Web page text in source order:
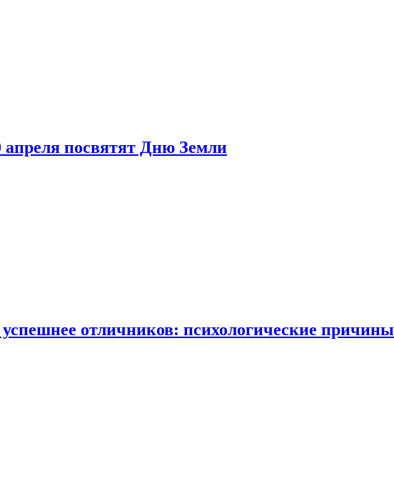
апреля посвятят Дню Земли
отличников: психологические причины